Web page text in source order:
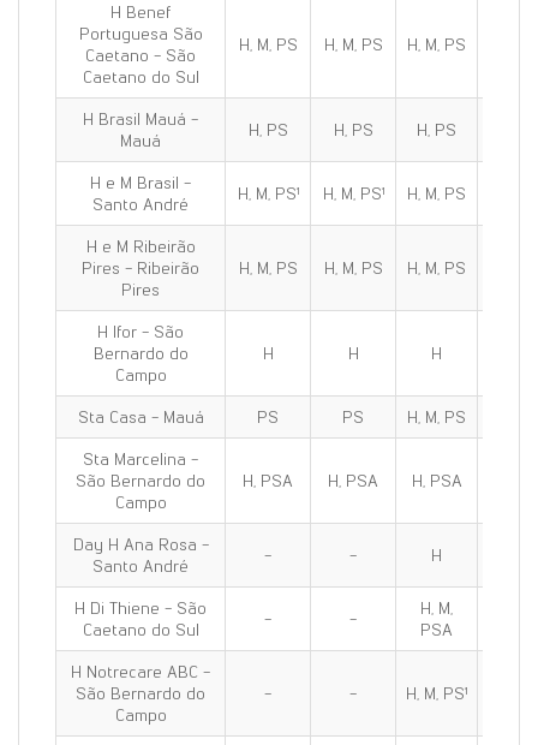
H Benef
Portuguesa São
Caetano - São
Caetano do Sul
H, M, PS H, M, PS H, M, PS
H Brasil Mauá -
Mauá
H, PS H, PS H, PS
H e M Brasil -
Santo André
H, M, PS¹ H, M, PS¹ H, M, PS
H e M Ribeirão
Pires - Ribeirão
Pires
H, M, PS H, M, PS H, M, PS
H Ifor - São
Bernardo do
Campo
H H H
Sta Casa - Mauá PS PS H, M, PS
Sta Marcelina -
São Bernardo do
Campo
H, PSA H, PSA H, PSA
Day H Ana Rosa -
Santo André
- - H
H Di Thiene - São
Caetano do Sul
- -
H, M,
PSA
H Notrecare ABC -
São Bernardo do
Campo
- - H, M, PS¹